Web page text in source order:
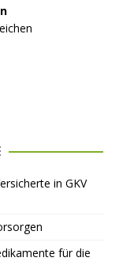
in GKV
für die